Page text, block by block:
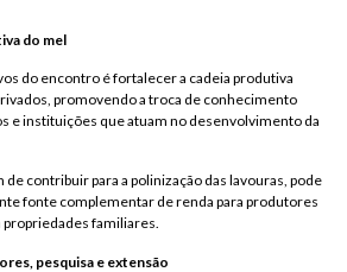
do mel
do encontro é fortalecer a cadeia produtiva
promovendo a troca de conhecimento
e instituições que atuam no desenvolvimento da
de contribuir para a polinização das lavouras, pode
fonte complementar de renda para produtores
familiares.
pesquisa e extensão